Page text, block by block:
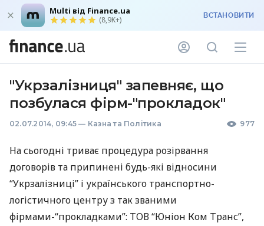
Multi від Finance.ua
(8,9K+) ВСТАНОВИТИ
"Укрзалізниця" запевняє, що
позбулася фірм-"прокладок"
02.07.2014, 09:45 — Казна та Політика 977
На сьогодні триває процедура розірвання
договорів та припинені будь-які відносини
“Укрзалізниці” і українського транспортно-
логістичного центру з так званими
фірмами-“прокладками”: ТОВ“Юніон Ком Транс”,